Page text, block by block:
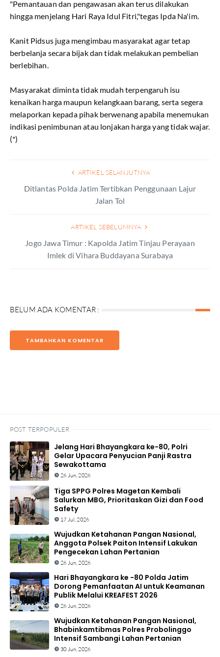
"Pemantauan dan pengawasan akan terus dilakukan
hingga menjelang Hari Raya Idul Fitri,"tegas Ipda Na'im.
Kanit Pidsus juga mengimbau masyarakat agar tetap
berbelanja secara bijak dan tidak melakukan pembelian
berlebihan.
Masyarakat diminta tidak mudah terpengaruh isu
kenaikan harga maupun kelangkaan barang, serta segera
melaporkan kepada pihak berwenang apabila menemukan
indikasi penimbunan atau lonjakan harga yang tidak wajar.
(*)
ARTIKEL SELANJUTNYA
Ditlantas Polda Jatim Tertibkan Penggunaan Lajur
Jalan Tol
ARTIKEL SEBELUMNYA
Jogo Jawa Timur : Kapolda Jatim Tinjau Perayaan
Imlek di Vihara Buddayana Surabaya
BELUM ADA KOMENTAR :
TAMBAHKAN KOMENTAR
POST TERPOPULER
Jelang Hari Bhayangkara ke-80, Polri
Gelar Upacara Penyucian Panji Rastra
Sewakottama
26 Jun, 2026
Tiga SPPG Polres Magetan Kembali
Salurkan MBG, Prioritaskan Gizi dan Food
Safety
17 Jul, 2026
Wujudkan Ketahanan Pangan Nasional,
Anggota Polsek Paiton Intensif Lakukan
Pengecekan Lahan Pertanian
26 Jun, 2026
Hari Bhayangkara ke -80 Polda Jatim
Dorong Pemanfaatan AI untuk Keamanan
Publik Melalui KREAFEST 2026
26 Jun, 2026
Wujudkan Ketahanan Pangan Nasional,
Bhabinkamtibmas Polres Probolinggo
Intensif Sambangi Lahan Pertanian
30 Jun, 2026